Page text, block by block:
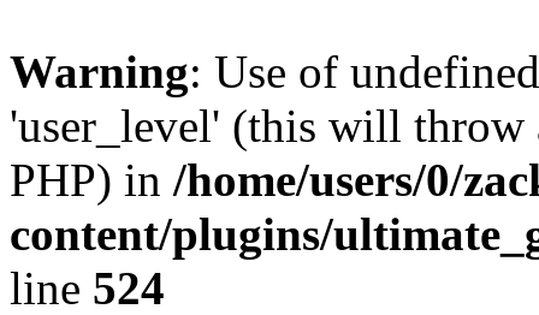
Warning: Use of
'user_level' (this will
PHP) in /home/users/0/
content/plugins/
line 524